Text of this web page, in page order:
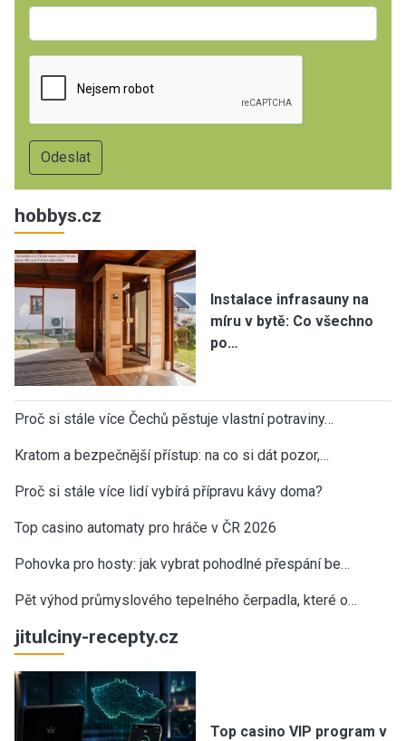
hobbys.cz
Instalace infrasauny na
míru v bytě: Co všechno
po…
Proč si stále více Čechů pěstuje vlastní potraviny…
Kratom a bezpečnější přístup: na co si dát pozor,…
Proč si stále více lidí vybírá přípravu kávy doma?
Top casino automaty pro hráče v ČR 2026
Pohovka pro hosty: jak vybrat pohodlné přespání be…
Pět výhod průmyslového tepelného čerpadla, které o…
jitulciny-recepty.cz
Top casino VIP program v